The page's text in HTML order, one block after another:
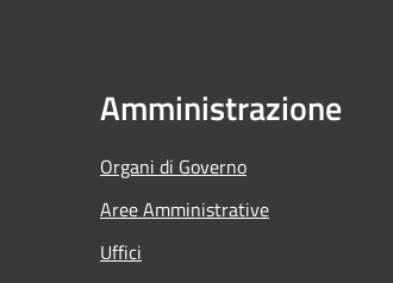
Amministrazione
Organi di Governo
Aree Amministrative
Uffici